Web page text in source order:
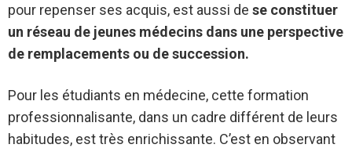
pour repenser ses acquis, est aussi de se constituer
un réseau de jeunes médecins dans une perspective
de remplacements ou de succession.
Pour les étudiants en médecine, cette formation
professionnalisante, dans un cadre différent de leurs
habitudes, est très enrichissante. C’est en observant